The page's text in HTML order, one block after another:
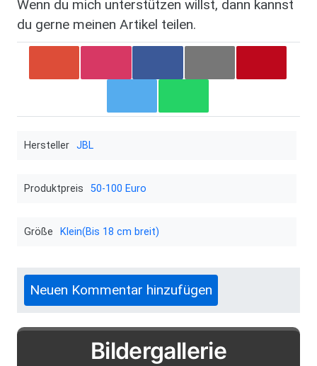
Wenn du mich unterstützen willst, dann kannst
du gerne meinen Artikel teilen.
Hersteller JBL
Produktpreis 50-100 Euro
Größe Klein(Bis 18 cm breit)
Neuen Kommentar hinzufügen
Bildergallerie